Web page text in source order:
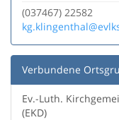
(037467) 22582
Verbundene
Ev.-Luth.
(EKD)